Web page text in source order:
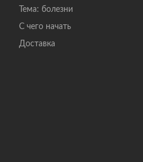
Тема: болезни
С чего начать
Доставка